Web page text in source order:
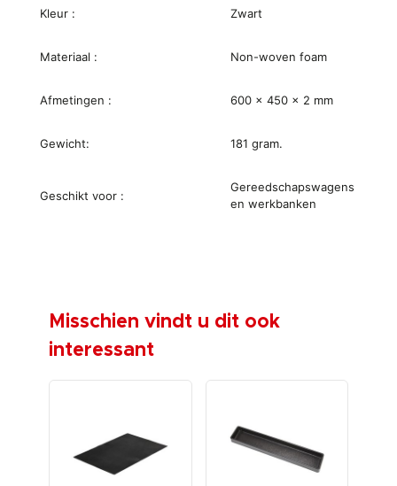
Kleur : Zwart
Materiaal : Non-woven foam
Afmetingen : 600 x 450 x 2 mm
Gewicht: 181 gram.
Geschikt voor :
Gereedschapswagens
en werkbanken
Misschien vindt u dit ook
interessant